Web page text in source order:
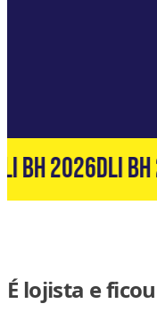
BH 2026DLI BH
É lojista e